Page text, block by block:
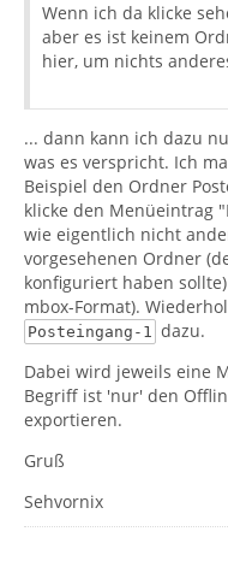
Wenn ich da klicke
aber es ist keinem
hier, um nichts
... dann kann ich dazu
was es verspricht. Ich
Beispiel den Ordner
klicke den Menüeintrag
wie eigentlich nicht
vorgesehenen Ordner
konfiguriert haben
mbox-Format).
Posteingang-1 dazu.
Dabei wird jeweils eine
Begriff ist 'nur' den
exportieren.
Gruß
Sehvornix